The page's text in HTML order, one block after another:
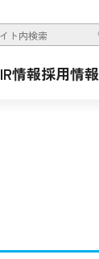
ーワード入力
IR情報採用情報